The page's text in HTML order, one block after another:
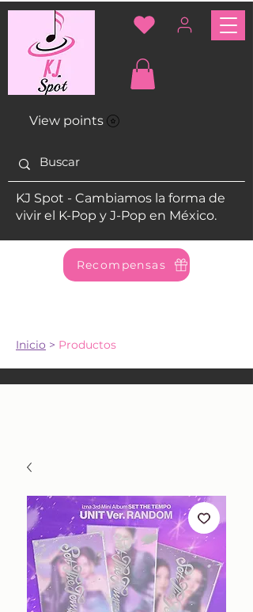
View points
KJ Spot - Cambiamos la forma de
vivir el K-Pop y J-Pop en México.
Recompensas
Inicio > Productos